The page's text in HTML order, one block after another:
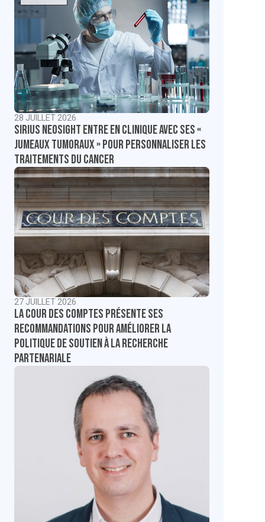
28 JUILLET 2026
Sirius NeoSight entre en clinique avec ses «
jumeaux tumoraux » pour personnaliser les
traitements du cancer
27 JUILLET 2026
La Cour des comptes présente ses
recommandations pour améliorer la
politique de soutien à la recherche
partenariale